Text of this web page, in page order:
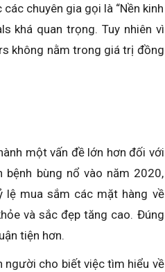
chuyên gia gọi là “Nền kinh
khá quan trọng. Tuy nhiên vì
không nằm trong giá trị đồng
một vấn đề lớn hơn đối với
bùng nổ vào năm 2020,
mua sắm các mặt hàng về
và sắc đẹp tăng cao. Đúng
tiện hơn.
người cho biết việc tìm hiểu về